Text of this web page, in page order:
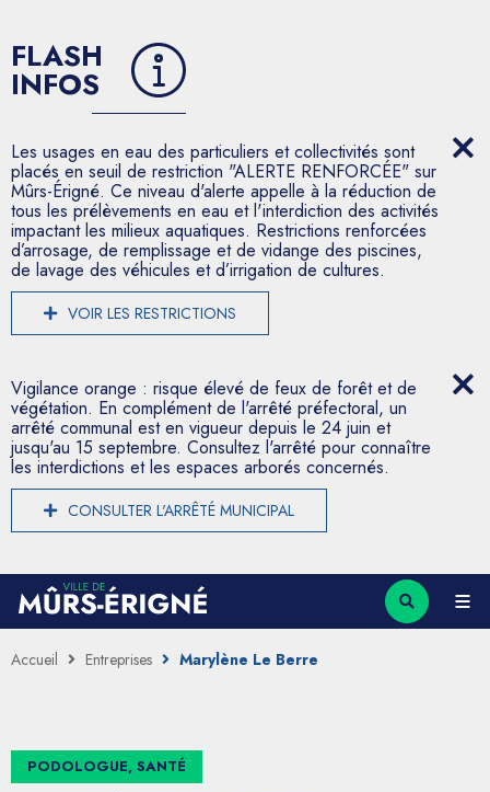
FLASH
INFOS
Les usages en eau des particuliers et collectivités sont
placés en seuil de restriction "ALERTE RENFORCÉE" sur
Mûrs-Érigné. Ce niveau d'alerte appelle à la réduction de
tous les prélèvements en eau et l'interdiction des activités
impactant les milieux aquatiques. Restrictions renforcées
d’arrosage, de remplissage et de vidange des piscines,
de lavage des véhicules et d’irrigation de cultures.
VOIR LES RESTRICTIONS
Vigilance orange : risque élevé de feux de forêt et de
végétation. En complément de l'arrêté préfectoral, un
arrêté communal est en vigueur depuis le 24 juin et
jusqu'au 15 septembre. Consultez l'arrêté pour connaître
les interdictions et les espaces arborés concernés.
CONSULTER L'ARRÊTÉ MUNICIPAL
Accueil Entreprises Marylène Le Berre
PODOLOGUE, SANTÉ